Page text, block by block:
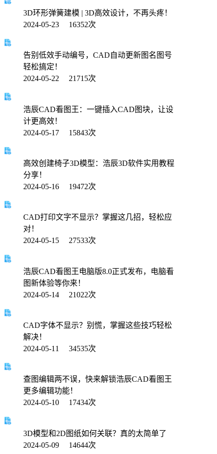
3D环形弹簧建模 | 3D高效设计，不再头疼！
2024-05-23 16352次
告别低效手动编号，CAD自动更新图名图号
轻松搞定！
2024-05-22 21715次
浩辰CAD看图王：一键插入CAD图块，让设
计更高效！
2024-05-17 15843次
高效创建椅子3D模型：浩辰3D软件实用教程
分享！
2024-05-16 19472次
CAD打印文字不显示？掌握这几招，轻松应
对！
2024-05-15 27533次
浩辰CAD看图王电脑版8.0正式发布，电脑看
图新体验等你来！
2024-05-14 21022次
CAD字体不显示？别慌，掌握这些技巧轻松
解决！
2024-05-11 34535次
查图编辑两不误，快来解锁浩辰CAD看图王
更多编辑功能！
2024-05-10 17434次
3D模型和2D图纸如何关联？真的太简单了
2024-05-09 14644次